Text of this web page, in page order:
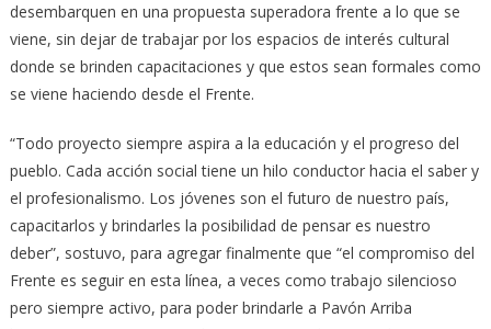
desembarquen en una propuesta superadora frente a lo que se
viene, sin dejar de trabajar por los espacios de interés cultural
donde se brinden capacitaciones y que estos sean formales como
se viene haciendo desde el Frente.
“Todo proyecto siempre aspira a la educación y el progreso del
pueblo. Cada acción social tiene un hilo conductor hacia el saber y
el profesionalismo. Los jóvenes son el futuro de nuestro país,
capacitarlos y brindarles la posibilidad de pensar es nuestro
deber”, sostuvo, para agregar finalmente que “el compromiso del
Frente es seguir en esta línea, a veces como trabajo silencioso
pero siempre activo, para poder brindarle a Pavón Arriba